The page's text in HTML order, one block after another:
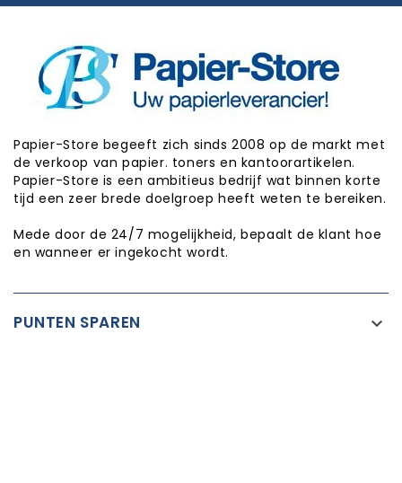
Papier-Store begeeft zich sinds 2008 op de markt met
de verkoop van papier. toners en kantoorartikelen.
Papier-Store is een ambitieus bedrijf wat binnen korte
tijd een zeer brede doelgroep heeft weten te bereiken.
Mede door de 24/7 mogelijkheid, bepaalt de klant hoe
en wanneer er ingekocht wordt.
PUNTEN SPAREN
